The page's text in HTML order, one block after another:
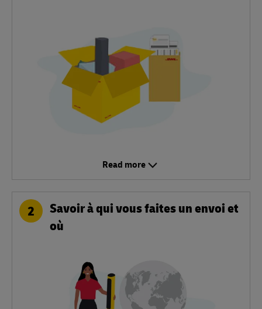
Read more
2
Savoir à qui vous faites un envoi et
où